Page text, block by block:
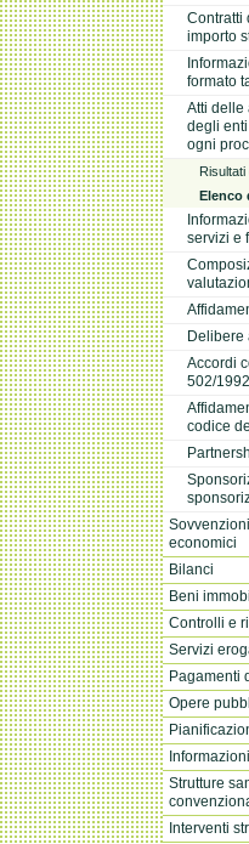
Contratti
importo
formato
Atti delle
degli
ogni
Elenco
servizi e
Delibere
Accordi
502/1992
codice
economici
Bilanci
Beni
Controlli e
Servizi
Pagamenti
Opere
Strutture
Interventi